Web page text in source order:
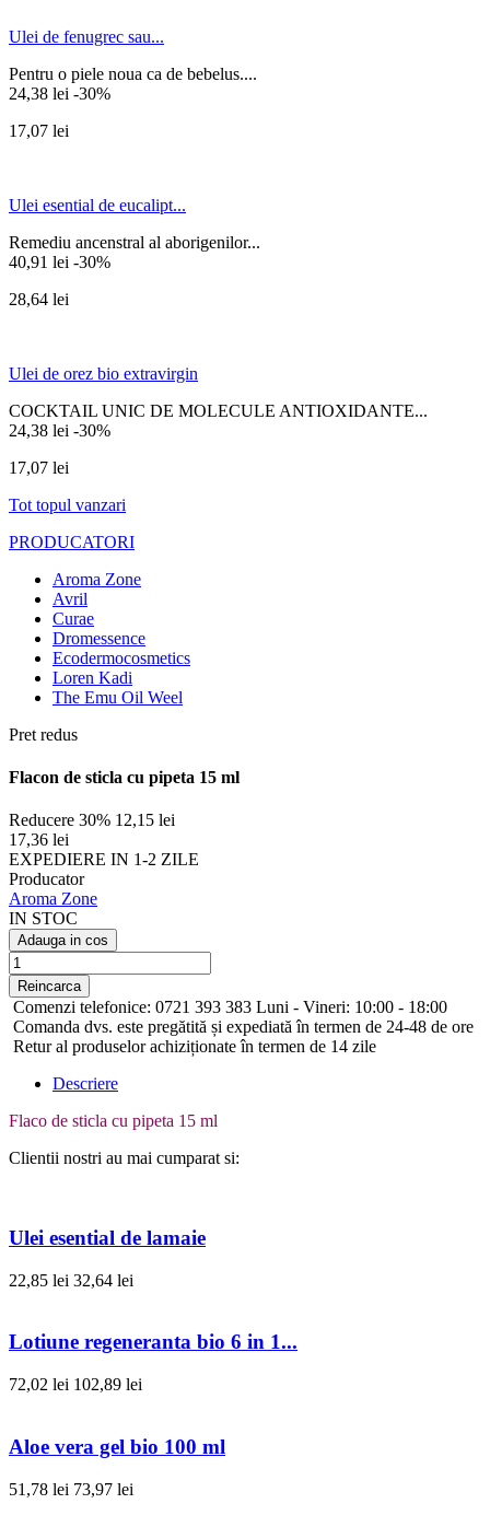
Ulei de fenugrec sau...
Pentru o piele noua ca de bebelus....
24,38 lei -30%
17,07 lei
Ulei esential de eucalipt...
Remediu ancenstral al aborigenilor...
40,91 lei -30%
28,64 lei
Ulei de orez bio extravirgin
COCKTAIL UNIC DE MOLECULE ANTIOXIDANTE...
24,38 lei -30%
17,07 lei
Tot topul vanzari
PRODUCATORI
Aroma Zone
Avril
Curae
Dromessence
Ecodermocosmetics
Loren Kadi
The Emu Oil Weel
Pret redus
Flacon de sticla cu pipeta 15 ml
Reducere 30% 12,15 lei
17,36 lei
EXPEDIERE IN 1-2 ZILE
Producator
Aroma Zone
IN STOC
Adauga in cos
Comenzi telefonice: 0721 393 383 Luni - Vineri: 10:00 - 18:00
Comanda dvs. este pregătită și expediată în termen de 24-48 de ore
Retur al produselor achiziționate în termen de 14 zile
Descriere
Flaco de sticla cu pipeta 15 ml
Clientii nostri au mai cumparat si:
Ulei esential de lamaie
22,85 lei 32,64 lei
Lotiune regeneranta bio 6 in 1...
72,02 lei 102,89 lei
Aloe vera gel bio 100 ml
51,78 lei 73,97 lei